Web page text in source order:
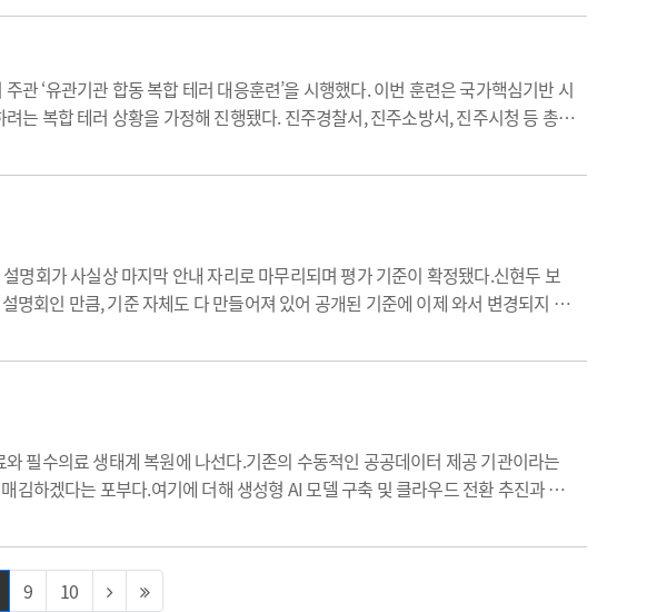
‘유관기관 합동 복합 테러 대응훈련’을 시행했다. 이번 훈련은 국가핵심기반 시
는 복합 테러 상황을 가정해 진행됐다. 진주경찰서, 진주소방서, 진주시청 등 총 4
확하게 훈련을 수행했다.
명회가 사실상 마지막 안내 자리로 마무리되며 평가 기준이 확정됐다.신현두 보
회인 만큼, 기준 자체도 다 만들어져 있어 공개된 기준에 이제 와서 변경되지 않
지표를 안내하는 자리로 86개 기관이 참여해 뜨거운 관심을 보였다. 현재 마련
필수의료 생태계 복원에 나선다.기존의 수동적인 공공데이터 제공 기관이라는
하겠다는 포부다.여기에 더해 생성형 AI 모델 구축 및 클라우드 전환 추진과 함
관으로 거듭난다는 구상이다.국선표 건강보험심사평가원 빅데이터실장은 23일
9 10